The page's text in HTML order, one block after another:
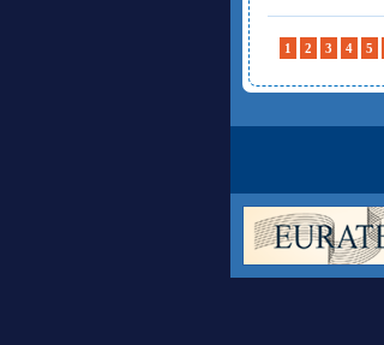
1 2 3 4 5